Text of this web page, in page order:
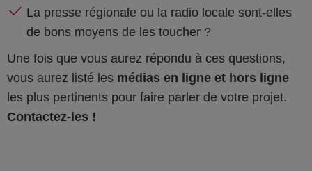
La presse régionale ou la radio locale sont-elles
de bons moyens de les toucher ?
Une fois que vous aurez répondu à ces questions,
vous aurez listé les médias en ligne et hors ligne
les plus pertinents pour faire parler de votre projet.
Contactez-les !